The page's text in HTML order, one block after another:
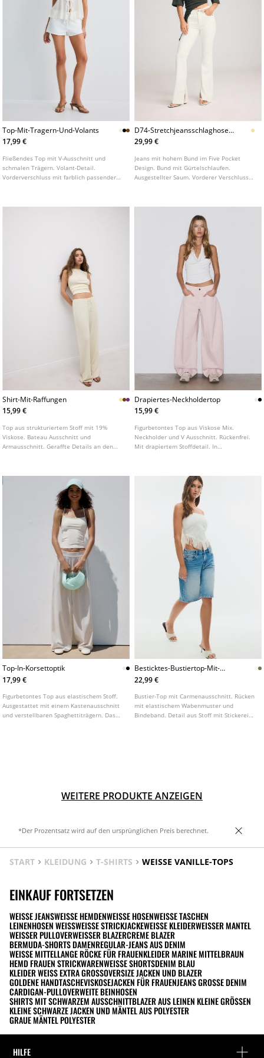
Top-Mit-Tragern-Und-Volants
17,99 €
Fließendes Top mit V-Ausschnitt und
schmalen Trägern. Volant-Detail.
Vorderverschluss mit farblich passender
D74-Stretchjeansschlaghose-
Mit-Schlitz
29,99 €
Jeans mit hohem Bund im Five Pocket
Design. Bund mit Gürtelschlaufen.
Ausgestellter Saum. Vorderer Verschluss
Shirt-Mit-Raffungen
15,99 €
Top aus strukturiertem Stoff mit 19%
Viskose. Bateau Ausschnitt und
Armausschnitt. Geraffte Details an den
Drapiertes-Neckholdertop
15,99 €
Figurbetontes Top aus Viskose Mix.
Neckholder und V Ausschnitt. Rückenfrei.
Mit drapiertem Stoffdetail. In
Top-In-Korsettoptik
17,99 €
Figurbetontes Top aus elastischem Stoff.
Ausgestattet mit einem Kastenausschnitt
und verstellbaren Spaghettiträgern. Das
Besticktes-Bustiertop-Mit-
Fransen
22,99 €
Bustier-Top mit Carmenausschnitt. Rücken
mit elastischem Wabenmuster und
Bindeband. Detail aus Stoff mit Stickereien
WEITERE PRODUKTE ANZEIGEN
*Der Prozentsatz wird auf den ursprünglichen Preis berechnet.
START KLEIDUNG T-SHIRTS WEISSE VANILLE-TOPS
EINKAUF FORTSETZEN
WEISSE JEANS WEISSE HEMDEN WEISSE HOSEN WEISSE TASCHEN
LEINENHOSEN WEISS WEISSE STRICKJACKE WEISSE KLEIDER WEISSER MANTEL
WEISSER PULLOVER WEISSER BLAZER CREME BLAZER
BERMUDA-SHORTS DAMENREGULAR-JEANS AUS DENIM
WEISSE MITTELLANGE RÖCKE FÜR FRAUEN KLEIDER MARINE MITTELBRAUN
HEMD FRAUEN STRICKWARENWEISSE SHORTS DENIM BLAU
KLEIDER WEISS EXTRA GROSS OVERSIZE JACKEN UND BLAZER
GOLDENE HANDTASCHEVISKOSEJACKEN FÜR FRAUENJEANS GROSSE DENIM
CARDIGAN-PULLOVERWEITE BEINHOSEN
SHIRTS MIT SCHWARZEM AUSSCHNITTBLAZER AUS LEINEN KLEINE GRÖSSEN
KLEINE SCHWARZE JACKEN UND MÄNTEL AUS POLYESTER
GRAUE MÄNTEL POLYESTER
HILFE